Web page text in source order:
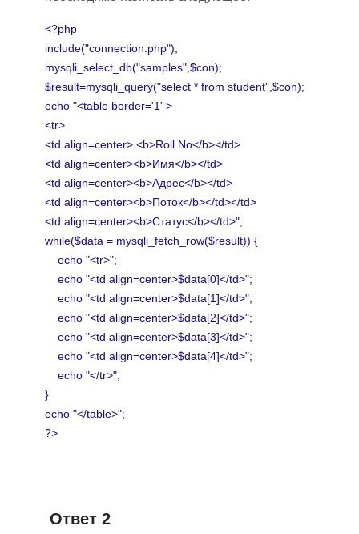
<?php
include("connection.php");
mysqli_select_db("samples",$con);
$result=mysqli_query("select * from student",$con);
echo "<table border='1' >
<tr>
<td align=center> <b>Roll No</b></td>
<td align=center><b>Имя</b></td>
<td align=center><b>Адрес</b></td>
<td align=center><b>Поток</b></td></td>
<td align=center><b>Статус</b></td>";
while($data = mysqli_fetch_row($result)) {
echo "<tr>";
echo "<td align=center>$data[0]</td>";
echo "<td align=center>$data[1]</td>";
echo "<td align=center>$data[2]</td>";
echo "<td align=center>$data[3]</td>";
echo "<td align=center>$data[4]</td>";
echo "</tr>";
}
echo "</table>";
?>
Ответ 2